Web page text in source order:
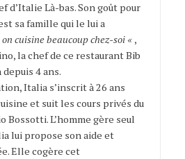
d’Italie Là-bas. Son goût pour
sa famille qui le lui a
cuisine beaucoup chez-soi « ,
la chef de ce restaurant Bib
4 ans.
Italia s’inscrit à 26 ans
et suit les cours privés du
Bossotti. L’homme gère seul
lui propose son aide et
Elle cogère cet